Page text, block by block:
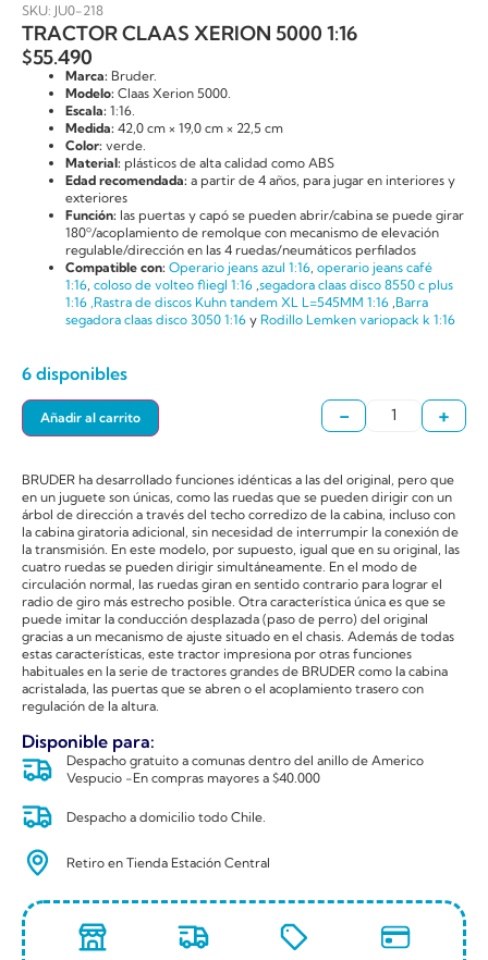
SKU: JU0-218
TRACTOR CLAAS XERION 5000 1:16
$55.490
Marca: Bruder.
Modelo: Claas Xerion 5000.
Escala: 1:16.
Medida: 42,0 cm × 19,0 cm × 22,5 cm
Color: verde.
Material: plásticos de alta calidad como ABS
Edad recomendada: a partir de 4 años, para jugar en interiores y
exteriores
Función: las puertas y capó se pueden abrir/cabina se puede girar
180º/acoplamiento de remolque con mecanismo de elevación
regulable/dirección en las 4 ruedas/neumáticos perfilados
Compatible con: Operario jeans azul 1:16, operario jeans café
1:16, coloso de volteo fliegl 1:16 ,segadora claas disco 8550 c plus
1:16 ,Rastra de discos Kuhn tandem XL L=545MM 1:16 ,Barra
segadora claas disco 3050 1:16 y Rodillo Lemken variopack k 1:16
6 disponibles
- +
Añadir al carrito
BRUDER ha desarrollado funciones idénticas a las del original, pero que
en un juguete son únicas, como las ruedas que se pueden dirigir con un
árbol de dirección a través del techo corredizo de la cabina, incluso con
la cabina giratoria adicional, sin necesidad de interrumpir la conexión de
la transmisión. En este modelo, por supuesto, igual que en su original, las
cuatro ruedas se pueden dirigir simultáneamente. En el modo de
circulación normal, las ruedas giran en sentido contrario para lograr el
radio de giro más estrecho posible. Otra característica única es que se
puede imitar la conducción desplazada (paso de perro) del original
gracias a un mecanismo de ajuste situado en el chasis. Además de todas
estas características, este tractor impresiona por otras funciones
habituales en la serie de tractores grandes de BRUDER como la cabina
acristalada, las puertas que se abren o el acoplamiento trasero con
regulación de la altura.
Disponible para:
Despacho gratuito a comunas dentro del anillo de Americo
Vespucio -En compras mayores a $40.000
Despacho a domicilio todo Chile.
Retiro en Tienda Estación Central